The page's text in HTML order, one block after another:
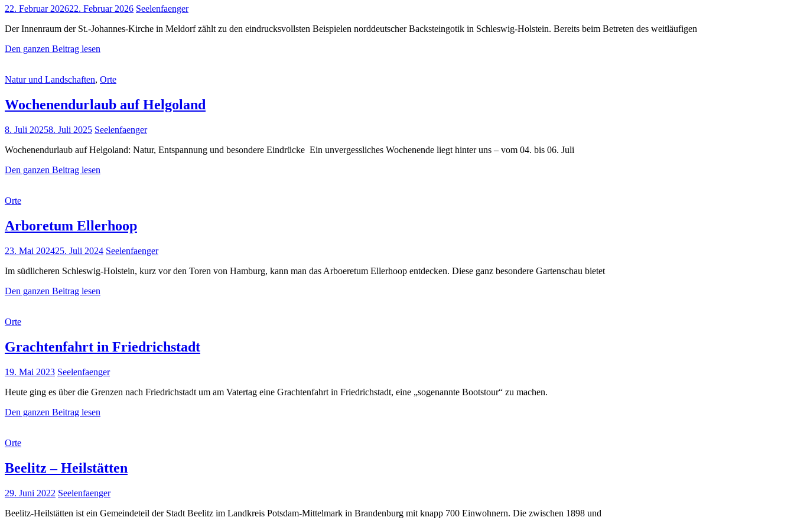
Vergangenheit
Posted
22. Februar 202622. Februar 2026 Seelenfaenger
Der Innenraum der St.-Johannes-Kirche in Meldorf zählt zu den eindrucksvollsten Beispielen norddeutscher Backsteingotik in Schleswig-Holstein. Bereits beim Betreten des weitläufigen
Den ganzen Beitrag lesen
in
–
Backsteingotik
beeindruckender
Cat
Natur und Landschaften, Orte
Wochenendurlaub auf Helgoland
Posted
8. Juli 20258. Juli 2025 Seelenfaenger
Wochenendurlaub auf Helgoland: Natur, Entspannung und besondere Eindrücke Ein unvergessliches Wochenende liegt hinter uns – vom 04. bis 06. Juli
Den ganzen Beitrag lesen
Cat
Orte
Arboretum Ellerhoop
Posted
23. Mai 202425. Juli 2024 Seelenfaenger
Im südlicheren Schleswig-Holstein, kurz vor den Toren von Hamburg, kann man das Arboeretum Ellerhoop entdecken. Diese ganz besondere Gartenschau bietet
Den ganzen Beitrag lesen
Cat
Orte
Grachtenfahrt in Friedrichstadt
Posted
19. Mai 2023 Seelenfaenger
Heute ging es über die Grenzen nach Friedrichstadt um am Vatertag eine Grachtenfahrt in Friedrichstadt, eine „sogenannte Bootstour“ zu machen.
Den ganzen Beitrag lesen
Cat
Orte
Beelitz – Heilstätten
Posted
29. Juni 2022 Seelenfaenger
Beelitz-Heilstätten ist ein Gemeindeteil der Stadt Beelitz im Landkreis Potsdam-Mittelmark in Brandenburg mit knapp 700 Einwohnern. Die zwischen 1898 und